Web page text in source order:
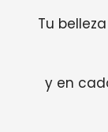
Tu
y en